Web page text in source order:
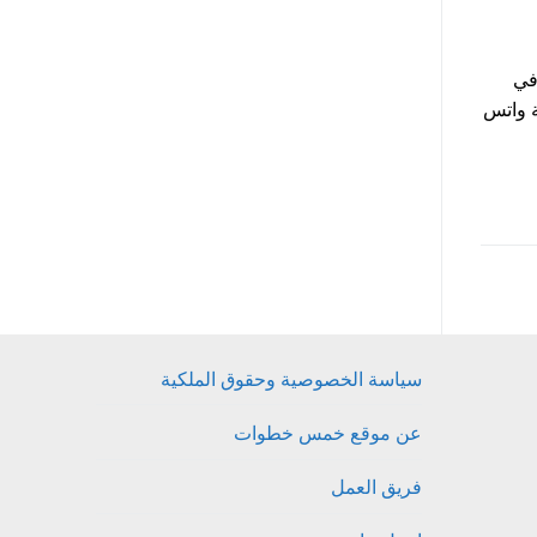
واتس
سياسة الخصوصية وحقوق الملكية
عن موقع خمس خطوات
فريق العمل